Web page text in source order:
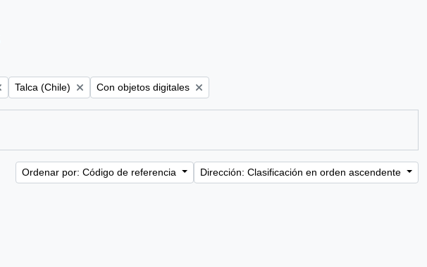
Remove filter:
Talca (Chile) Remove filter:
Con objetos digitales
Ordenar por: Código de referencia Dirección: Clasificación en orden ascendente